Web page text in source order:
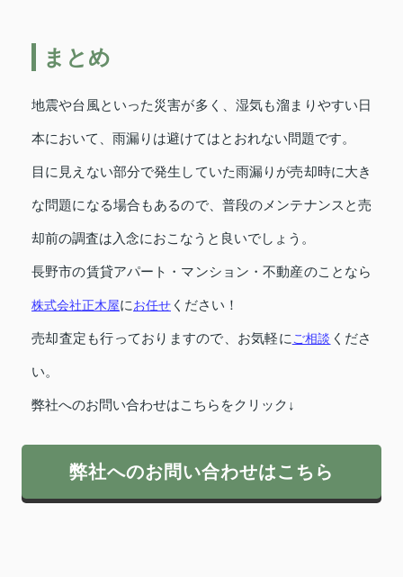
まとめ
地震や台風といった災害が多く、湿気も溜まりやすい日
本において、雨漏りは避けてはとおれない問題です。
目に見えない部分で発生していた雨漏りが売却時に大き
な問題になる場合もあるので、普段のメンテナンスと売
却前の調査は入念におこなうと良いでしょう。
長野市の賃貸アパート・マンション・不動産のことなら
株式会社正木屋にお任せ ください！
売却査定も行っておりますので、お気軽に ご相談 くださ
い。
弊社へのお問い合わせはこちらをクリック↓
弊社へのお問い合わせはこちら